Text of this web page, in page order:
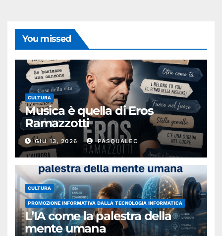
You missed
CULTURA
Musica è quella di Eros
Ramazzotti
GIU 13, 2026 PASQUALEC
CULTURA
PROMOZIONE INFORMATIVA DALLA TECNOLOGIA INFORMATICA
L’IA come la palestra della
mente umana